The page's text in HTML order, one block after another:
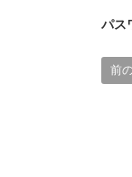
パス
前